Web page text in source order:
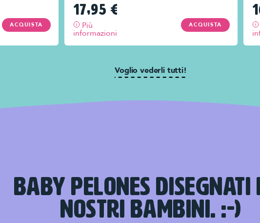
ACQUISTA
17,95 €
Più
informazioni
ACQUISTA
Voglio vederli tutti!
BABY PELONES DISEGNATI
NOSTRI BAMBINI. :-)